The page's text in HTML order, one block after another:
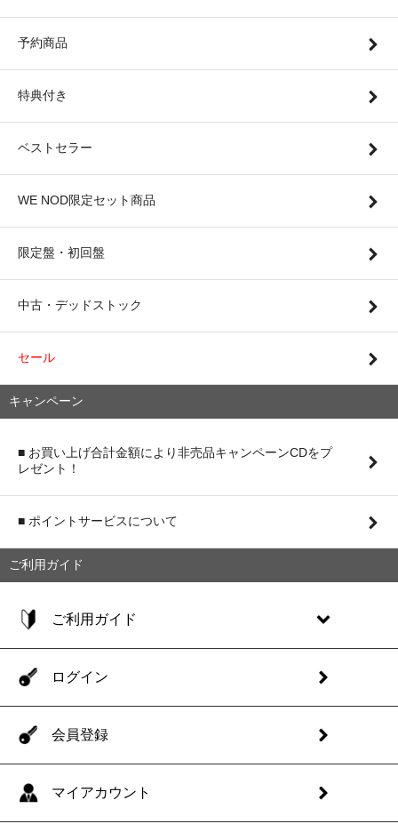
予約商品
特典付き
ベストセラー
WE NOD限定セット商品
限定盤・初回盤
中古・デッドストック
セール
キャンペーン
■ お買い上げ合計金額により非売品キャンペーンCDをプ
レゼント！
■ ポイントサービスについて
ご利用ガイド
ご利用ガイド
ログイン
会員登録
マイアカウント